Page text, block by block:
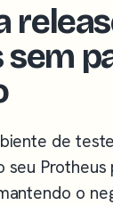
de
seu
o